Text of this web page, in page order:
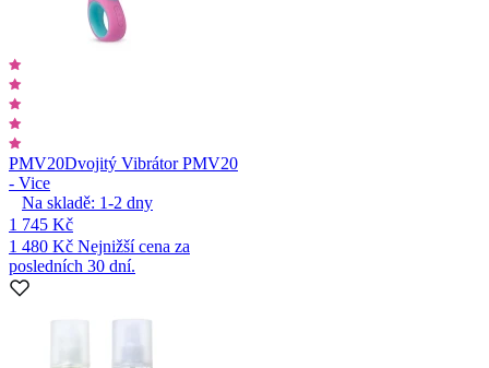
PMV20Dvojitý Vibrátor PMV20
- Vice
Na skladě: 1-2 dny
1 745 Kč
1 480 Kč Nejnižší cena za
posledních 30 dní.